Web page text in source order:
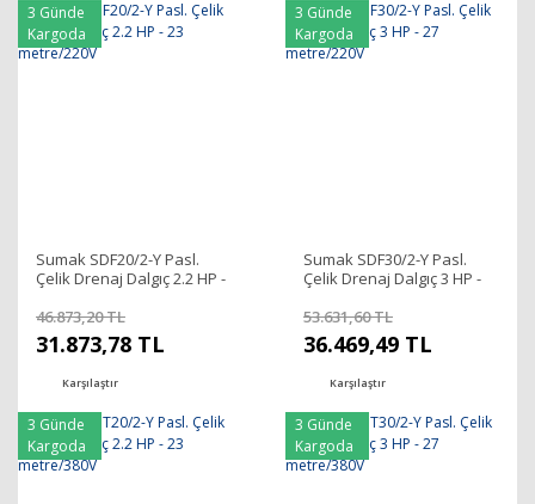
3 Günde
Kargoda
Sumak SDF20/2-Y Pasl.
Çelik Drenaj Dalgıç 2.2 HP -
46.873,20 TL
31.873,78 TL
Karşılaştır
3 Günde
Kargoda
Sumak SDF30/2-Y Pasl.
Çelik Drenaj Dalgıç 3 HP -
53.631,60 TL
36.469,49 TL
Karşılaştır
3 Günde
Kargoda
3 Günde
Kargoda